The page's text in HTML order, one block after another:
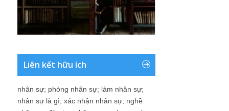
Liên kết hữu ích
nhân sự; phòng nhân sự; làm nhân sự;
nhân sự là gì; xác nhận nhân sự; nghề